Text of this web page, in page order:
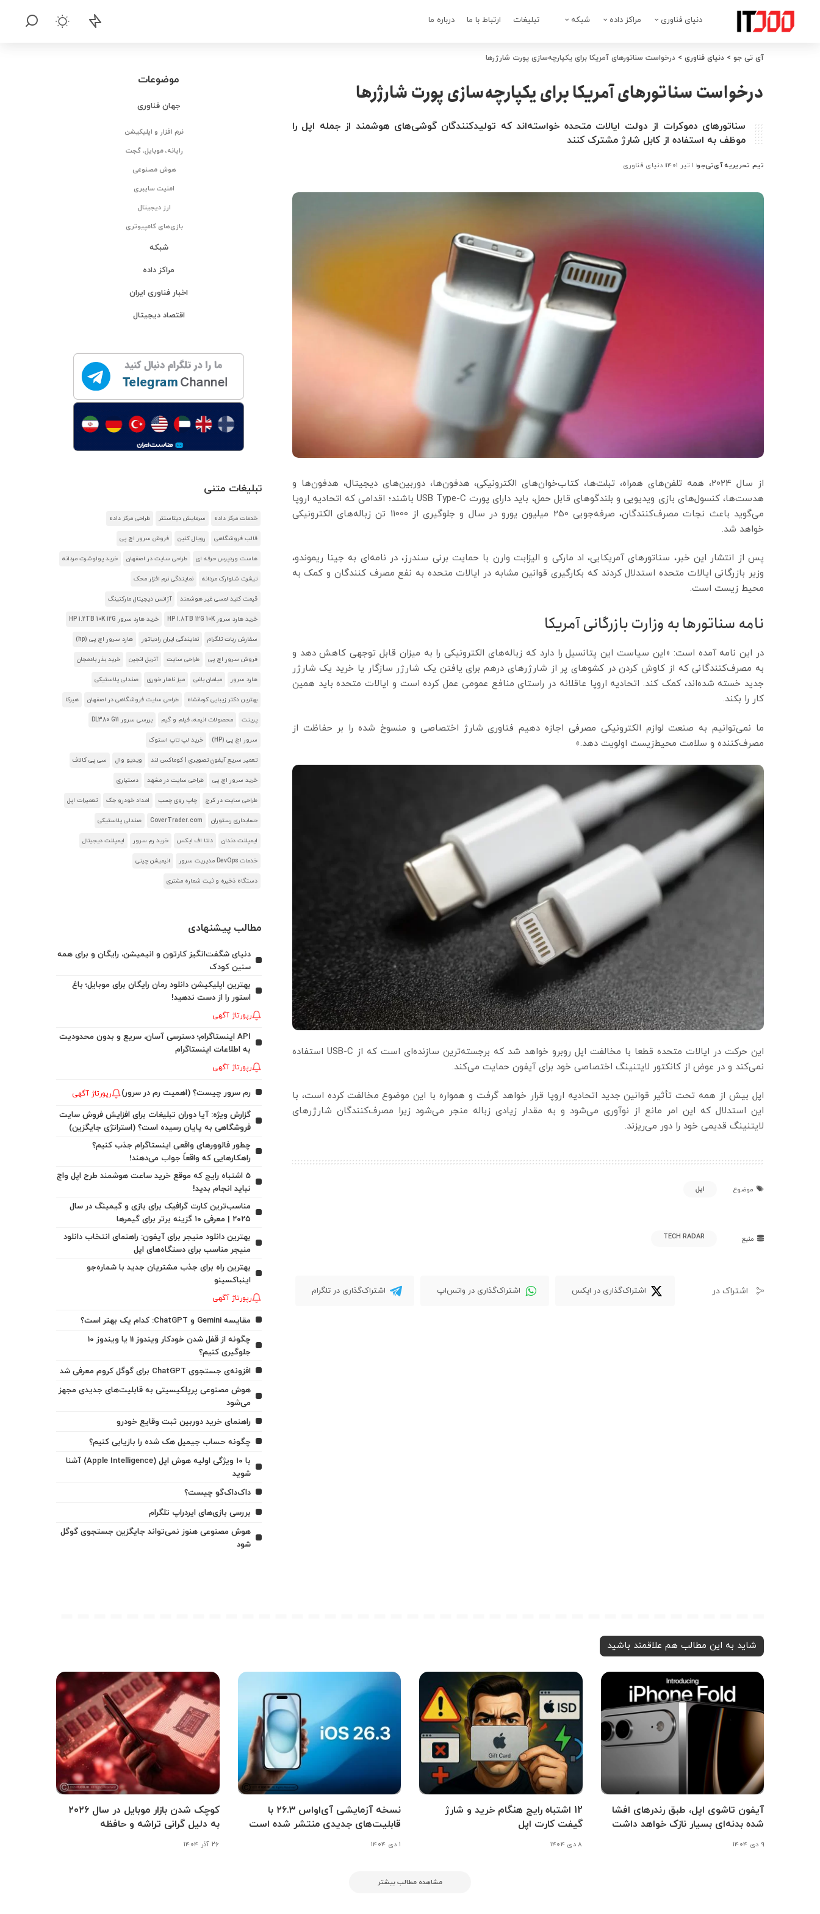
دنیای فناوری مراکز داده شبکه تبلیغات ارتباط با ما درباره ما
آی تی جو > دنیای فناوری > درخواست سناتورهای آمریکا برای یکپارچه‌سازی پورت شارژرها
درخواست سناتورهای آمریکا برای یکپارچه‌سازی پورت شارژرها
سناتورهای دموکرات از دولت ایالات متحده خواسته‌اند که تولیدکنندگان گوشی‌های هوشمند از جمله اپل را
موظف به استفاده از کابل شارژ مشترک کنند
ارسال
توسط
تیم تحریریه آی‌تی‌جو ۱ تیر ۱۴۰۱ دنیای فناوری
از سال 2024، همه تلفن‌های همراه، تبلت‌ها، کتاب‌خوان‌های الکترونیکی، هدفون‌ها، دوربین‌های دیجیتال، هدفون‌ها و
هدست‌ها، کنسول‌های بازی ویدیویی و بلندگوهای قابل حمل، باید دارای پورت USB Type-C باشند؛ اقدامی که اتحادیه اروپا
می‌گوید باعث نجات مصرف‌کنندگان، صرفه‌جویی 250 میلیون یورو در سال و جلوگیری از 11000 تن زباله‌های الکترونیکی
خواهد شد.
پس از انتشار این خبر، سناتورهای آمریکایی، اد مارکی و الیزابت وارن با حمایت برنی سندرز، در نامه‌ای به جینا ریموندو،
وزیر بازرگانی ایالات متحده استدلال کردند که بکارگیری قوانین مشابه در ایالات متحده به نفع مصرف کنندگان و کمک به
محیط زیست است.
نامه سناتورها به وزارت بازرگانی آمریکا
در این نامه آمده است: «این سیاست این پتانسیل را دارد که زباله‌های الکترونیکی را به میزان قابل توجهی کاهش دهد و
به مصرف‌کنندگانی که از کاوش کردن در کشوهای پر از شارژرهای درهم برای یافتن یک شارژر سازگار یا خرید یک شارژر
جدید خسته شده‌اند، کمک کند. اتحادیه اروپا عاقلانه در راستای منافع عمومی عمل کرده است و ایالات متحده باید همین
کار را بکند.
ما نمی‌توانیم به صنعت لوازم الکترونیکی مصرفی اجازه دهیم فناوری شارژ اختصاصی و منسوخ شده را بر حفاظت از
مصرف‌کننده و سلامت محیط‌زیست اولویت دهد.»
این حرکت در ایالات متحده قطعا با مخالفت اپل روبرو خواهد شد که برجسته‌ترین سازنده‌ای است که از USB-C استفاده
نمی‌کند و در عوض از کانکتور لایتنینگ اختصاصی خود برای آیفون حمایت می‌کند.
اپل بیش از همه تحت تأثیر قوانین جدید اتحادیه اروپا قرار خواهد گرفت و همواره با این موضوع مخالفت کرده است، با
این استدلال که این امر مانع از نوآوری می‌شود و به مقدار زیادی زباله منجر می‌شود زیرا مصرف‌کنندگان شارژرهای
لایتنینگ قدیمی خود را دور می‌ریزند.
موضوع اپل
منبع TECH RADAR
اشتراک در اشتراک‌گذاری در ایکس اشتراک‌گذاری در واتس‌اپ اشتراک‌گذاری در تلگرام
موضوعات
جهان فناوری
نرم افزار و اپلیکیشن
رایانه، موبایل، گجت
هوش مصنوعی
امنیت سایبری
ارز دیجیتال
بازی‌های کامپیوتری
شبکه
مراکز داده
اخبار فناوری ایران
اقتصاد دیجیتال
تبلیغات متنی
خدمات مرکز داده سرمایش دیتاسنتر طراحی مرکز داده
قالب فروشگاهی رویال کنین فروش سرور اچ پی
هاست وردپرس حرفه ای طراحی سایت در اصفهان خرید پولوشرت مردانه
تیشرت شلوارک مردانه نمایندگی نرم افزار محک
قیمت کلید لمسی غیر هوشمند آژانس دیجیتال مارکتینگ
خرید هارد سرور HP 1.8TB 12G 10K خرید هارد سرور HP 1.2TB 10K 12G
سفارش ربات تلگرام نمایندگی ایران رادیاتور هارد سرور اچ پی (hp)
فروش سرور اچ پی طراحی سایت آنریل انجین خرید بذر بادمجان
هارد سرور مبلمان باغی میز ناهار خوری صندلی پلاستیکی
بهترین دکتر زیبایی کرمانشاه طراحی سایت فروشگاهی در اصفهان هیرکا
پرینت محصولات انیمه، فیلم و گیم بررسی سرور DL380 G11
سرور اچ پی (HP) خرید لپ تاپ استوک
تعمیر سریع آیفون تصویری | کوماکس لند ویدیو وال سی پی کالاف
خرید سرور اچ پی طراحی سایت در مشهد دستیاری
طراحی سایت در کرج چاپ روی چسب امداد خودرو جک تعمیرات اپل
حسابداری رستوران CoverTrader.com صندلی پلاستیکی
ایمپلنت دندان دلتا اف ایکس خرید رم سرور ایمپلنت دیجیتال
خدمات DevOps مدیریت سرور انیمیشن چینی
دستگاه ذخیره و ثبت شماره مشتری
مطالب پیشنهادی
دنیای شگفت‌انگیز کارتون و انیمیشن، رایگان و برای همه
سنین کودک
بهترین اپلیکیشن دانلود رمان رایگان برای موبایل؛ باغ
استور را از دست ندهید!
رپورتاژ آگهی
API اینستاگرام؛ دسترسی آسان، سریع و بدون محدودیت
به اطلاعات اینستاگرام
رپورتاژ آگهی
رم سرور چیست؟ (اهمیت رم در سرور) رپورتاژ آگهی
گزارش ویژه: آیا دوران تبلیغات برای افزایش فروش سایت
فروشگاهی به پایان رسیده است؟ (استراتژی جایگزین)
چطور فالوورهای واقعی اینستاگرام جذب کنیم؟
راهکارهایی که واقعاً جواب می‌دهند!
5 اشتباه رایج که موقع خرید ساعت هوشمند طرح اپل واچ
نباید انجام بدید!
مناسب‌ترین کارت گرافیک برای بازی و گیمینگ در سال
۲۰۲۵ | معرفی ۱۰ گزینه برتر برای گیمرها
بهترین دانلود منیجر برای آیفون: راهنمای انتخاب دانلود
منیجر مناسب برای دستگاه‌های اپل
بهترین راه برای جذب مشتریان جدید با شماره‌جو
اینباکسینو
رپورتاژ آگهی
مقایسه Gemini و ChatGPT: کدام یک بهتر است؟
چگونه از قفل شدن خودکار ویندوز 11 یا ویندوز 10
جلوگیری کنیم؟
افزونه‌ی جستجوی ChatGPT برای گوگل کروم معرفی شد
هوش مصنوعی پرپلکیسیتی به قابلیت‌های جدیدی مجهز
می‌شود
راهنمای خرید دوربین ثبت وقایع خودرو
چگونه حساب جیمیل هک شده را بازیابی کنیم؟
با ۱۰ ویژگی اولیه هوش اپل (Apple Intelligence) آشنا
شوید
داک‌داک‌گو چیست؟
بررسی بازی‌های ایردراپ تلگرام
هوش مصنوعی هنوز نمی‌تواند جایگزین جستجوی گوگل
شود
شاید به این مطالب هم علاقمند باشید
آیفون تاشوی اپل، طبق رندرهای افشا
شده بدنه‌ای بسیار نازک خواهد داشت
۹ دی ۱۴۰۴
12 اشتباه رایج هنگام خرید و شارژ
گیفت کارت اپل
۸ دی ۱۴۰۴
نسخه آزمایشی آی‌اواس ۲۶.۳ با
قابلیت‌های جدیدی منتشر شده است
۱ دی ۱۴۰۴
کوچک شدن بازار موبایل در سال ۲۰۲۶
به دلیل گرانی تراشه و حافظه
۲۶ آذر ۱۴۰۴
مشاهده مطالب بیشتر